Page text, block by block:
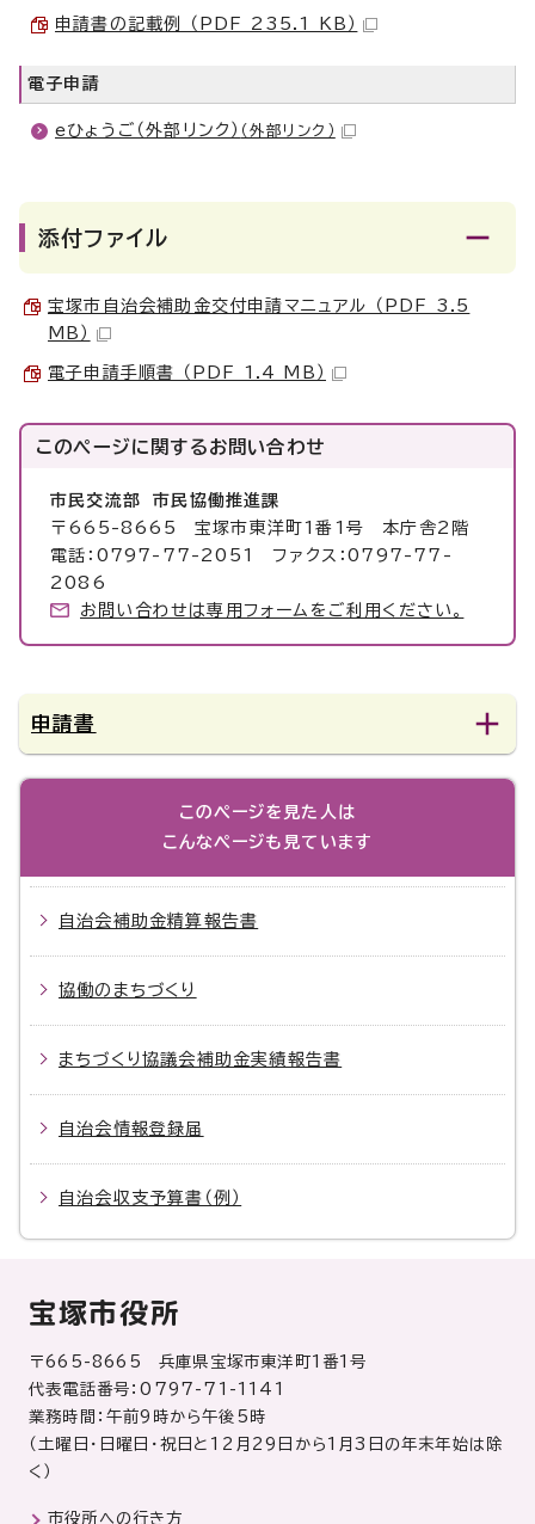
申請書の記載例 （PDF 235.1 KB）
電子申請
eひょうご（外部リンク） （外部リンク）
添付ファイル
宝塚市自治会補助金交付申請マニュアル （PDF 3.5
MB）
電子申請手順書 （PDF 1.4 MB）
このページに関するお問い合わせ
市民交流部 市民協働推進課
〒665-8665 宝塚市東洋町1番1号 本庁舎2階
電話：0797-77-2051 ファクス：0797-77-
2086
お問い合わせは専用フォームをご利用ください。
申請書
このページを見た人は
こんなページも見ています
自治会補助金精算報告書
協働のまちづくり
まちづくり協議会補助金実績報告書
自治会情報登録届
自治会収支予算書（例）
宝塚市役所
〒665-8665 兵庫県宝塚市東洋町1番1号
代表電話番号：0797-71-1141
業務時間：午前9時から午後5時
（土曜日・日曜日・祝日と12月29日から1月3日の年末年始は除
く）
市役所への行き方